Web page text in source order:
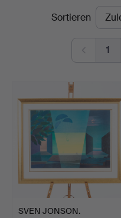
EndpreiseSortieren
1
SVEN JONSON.